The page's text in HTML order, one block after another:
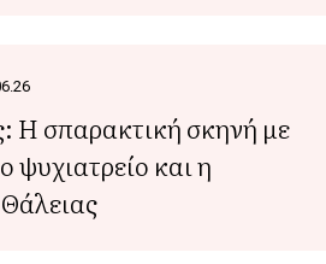
Η σπαρακτική σκηνή με
ψυχιατρείο και η